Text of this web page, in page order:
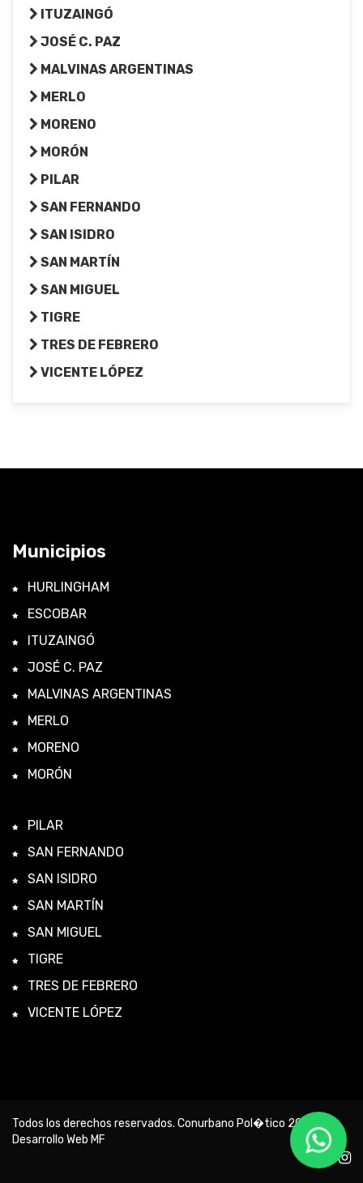
ITUZAINGÓ
JOSÉ C. PAZ
MALVINAS ARGENTINAS
MERLO
MORENO
MORÓN
PILAR
SAN FERNANDO
SAN ISIDRO
SAN MARTÍN
SAN MIGUEL
TIGRE
TRES DE FEBRERO
VICENTE LÓPEZ
Municipios
HURLINGHAM
ESCOBAR
ITUZAINGÓ
JOSÉ C. PAZ
MALVINAS ARGENTINAS
MERLO
MORENO
MORÓN
PILAR
SAN FERNANDO
SAN ISIDRO
SAN MARTÍN
SAN MIGUEL
TIGRE
TRES DE FEBRERO
VICENTE LÓPEZ
Todos los derechos reservados. Conurbano Pol�tico 2026 -
Desarrollo Web MF